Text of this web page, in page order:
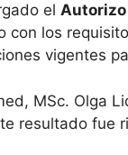
el Autorizo
con los
vigentes
MSc. Olga
resultado fue